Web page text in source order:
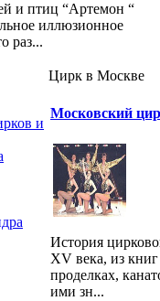
и птиц “Артемон “
иллюзионное
раз...
и
Цирк в Москве
Московский
История
XV века, из
проделках,
ими зн...